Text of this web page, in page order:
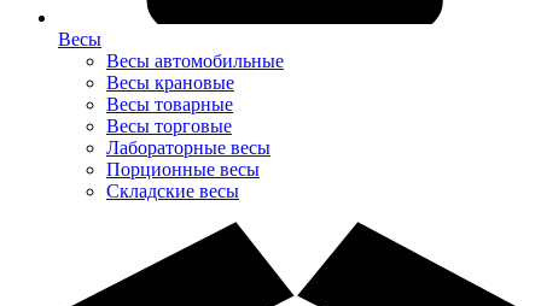
Весы
Весы автомобильные
Весы крановые
Весы товарные
Весы торговые
Лабораторные весы
Порционные весы
Складские весы